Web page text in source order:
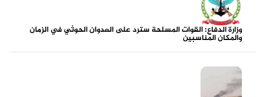
وزارة الدفاع: القوات المسلحة سترد على العدوان الحوثي في الزمان
والمكان المناسبين